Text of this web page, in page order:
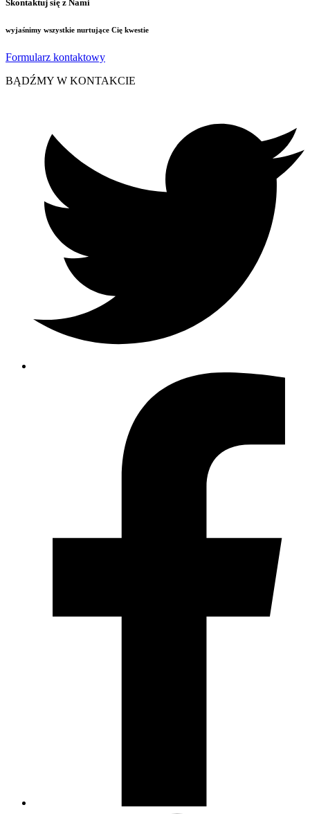
Skontaktuj się z Nami
wyjaśnimy wszystkie nurtujące Cię kwestie
Formularz kontaktowy
BĄDŹMY W KONTAKCIE